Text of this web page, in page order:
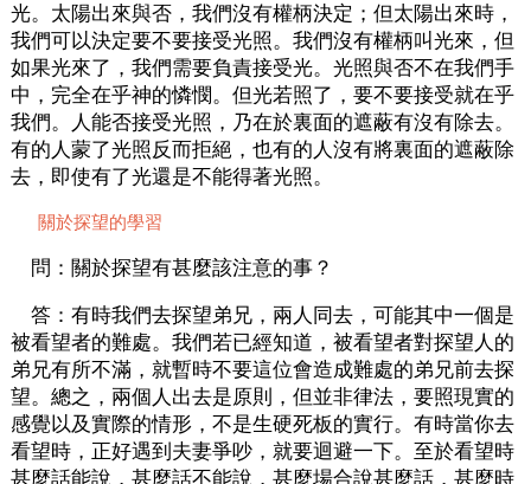
光。太陽出來與否，我們沒有權柄決定；但太陽出來時，
我們可以決定要不要接受光照。我們沒有權柄叫光來，但
如果光來了，我們需要負責接受光。光照與否不在我們手
中，完全在乎神的憐憫。但光若照了，要不要接受就在乎
我們。人能否接受光照，乃在於裏面的遮蔽有沒有除去。
有的人蒙了光照反而拒絕，也有的人沒有將裏面的遮蔽除
去，即使有了光還是不能得著光照。
關於探望的學習
問：關於探望有甚麼該注意的事？
答：有時我們去探望弟兄，兩人同去，可能其中一個是
被看望者的難處。我們若已經知道，被看望者對探望人的
弟兄有所不滿，就暫時不要這位會造成難處的弟兄前去探
望。總之，兩個人出去是原則，但並非律法，要照現實的
感覺以及實際的情形，不是生硬死板的實行。有時當你去
看望時，正好遇到夫妻爭吵，就要迴避一下。至於看望時
甚麼話能說，甚麼話不能說，甚麼場合說甚麼話，甚麼時